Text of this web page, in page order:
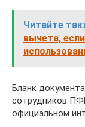
Читайте
вычета,
Бланк
сотрудников
официальном